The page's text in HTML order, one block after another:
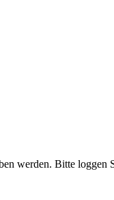
werden. Bitte loggen